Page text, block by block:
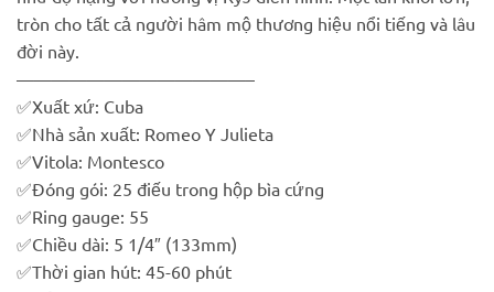
tròn cho tất cả người hâm mộ thương hiệu nổi tiếng và lâu
đời này.
—————————————–
✅Xuất xứ: Cuba
✅Nhà sản xuất: Romeo Y Julieta
✅Vitola: Montesco
✅Đóng gói: 25 điếu trong hộp bìa cứng
✅Ring gauge: 55
✅Chiều dài: 5 1/4″ (133mm)
✅Thời gian hút: 45-60 phút